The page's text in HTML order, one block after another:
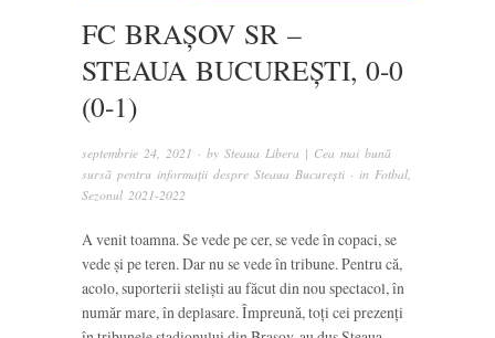
FC BRAȘOV SR –
STEAUA BUCUREȘTI, 0-0
(0-1)
septembrie 24, 2021 · by Steaua Libera | Cea mai bună
sursă pentru informații despre Steaua București · in Fotbal,
Sezonul 2021-2022
A venit toamna. Se vede pe cer, se vede în copaci, se
vede și pe teren. Dar nu se vede în tribune. Pentru că,
acolo, suporterii steliști au făcut din nou spectacol, în
număr mare, în deplasare. Împreună, toți cei prezenți